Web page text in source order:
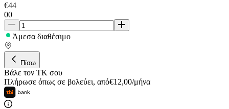
€44
00
Άμεσα διαθέσιμο
Πίσω
Βάλε τον ΤΚ σου
Πλήρωσε όπως σε βολεύει, από€12,00/μήνα